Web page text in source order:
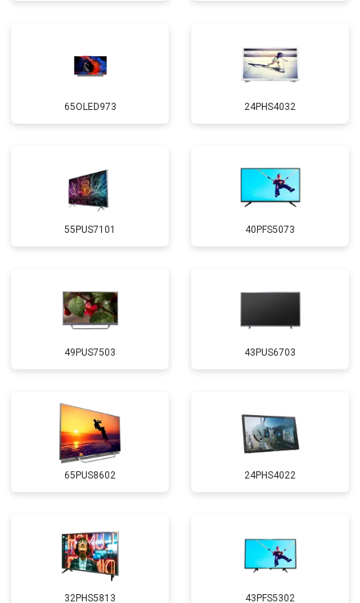
65OLED973 24PHS4032
55PUS7101 40PFS5073
49PUS7503 43PUS6703
65PUS8602 24PHS4022
32PHS5813 43PFS5302